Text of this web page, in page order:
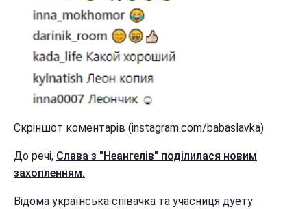
Скріншот коментарів (instagram.com/babaslavka)
До речі, Слава з "Неангелів" поділилася новим
захопленням.
Відома українська співачка та учасниця дуету